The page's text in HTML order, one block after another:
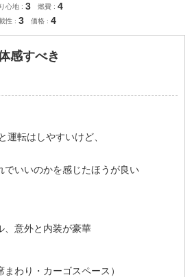
心地 3 燃費 4
性 3 価格 4
感すべき
運転はしやすいけど、
でいいのかを感じたほうが良い
、意外と内装が豪華
わり・カーゴスペース）